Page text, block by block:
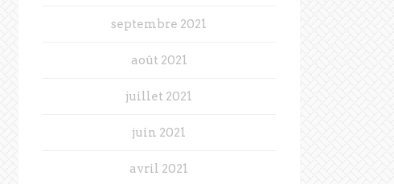
septembre 2021
août 2021
juillet 2021
juin 2021
avril 2021